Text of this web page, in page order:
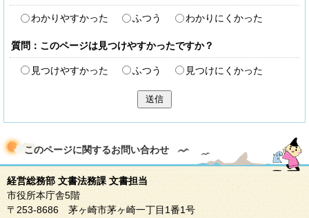
わかりやすかった ふつう わかりにくかった
質問：このページは見つけやすかったですか？
見つけやすかった ふつう 見つけにくかった
送信
このページに関するお問い合わせ
経営総務部 文書法務課 文書担当
市役所本庁舎5階
〒253-8686 茅ヶ崎市茅ヶ崎一丁目1番1号